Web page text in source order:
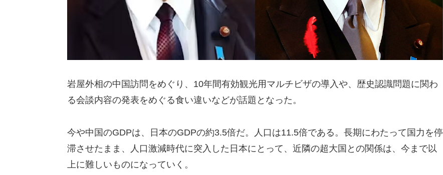
岩屋外相の中国訪問をめぐり、10年間有効観光用マルチビザの導入や、歴史認識問題に関わ
る会談内容の発表をめぐる食い違いなどが話題となった。
今や中国のGDPは、日本のGDPの約3.5倍だ。人口は11.5倍である。長期にわたって国力を停
滞させたまま、人口激減時代に突入した日本にとって、近隣の超大国との関係は、今まで以
上に難しいものになっていく。